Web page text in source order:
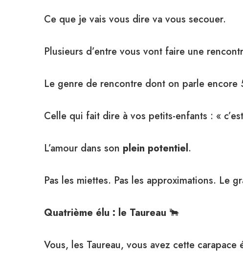
Ce que je vais vous dire va vous secouer.
Plusieurs d’entre vous vont faire une
Le genre de rencontre dont on parle encore
Celle qui fait dire à vos petits-enfants : «
L’amour dans son plein potentiel.
Pas les miettes. Pas les approximations. Le
Quatrième élu : le Taureau 🐂
Vous, les Taureau, vous avez cette carapace